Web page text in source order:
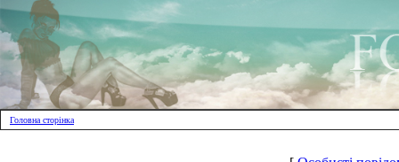
Головна сторінка